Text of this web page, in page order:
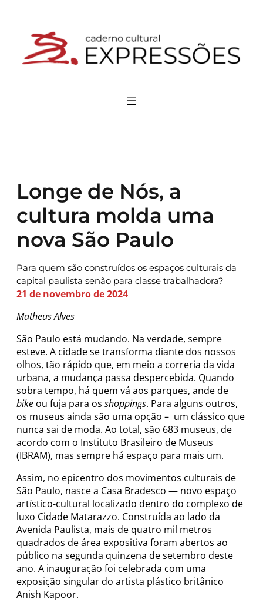
conteúdo
Longe de Nós, a
cultura molda uma
nova São Paulo
Para quem são construídos os espaços culturais da
capital paulista senão para classe trabalhadora?
21 de novembro de 2024
Matheus Alves
São Paulo está mudando. Na verdade, sempre
esteve. A cidade se transforma diante dos nossos
olhos, tão rápido que, em meio a correria da vida
urbana, a mudança passa despercebida. Quando
sobra tempo, há quem vá aos parques, ande de
bike ou fuja para os shoppings. Para alguns outros,
os museus ainda são uma opção – um clássico que
nunca sai de moda. Ao total, são 683 museus, de
acordo com o Instituto Brasileiro de Museus
(IBRAM), mas sempre há espaço para mais um.
Assim, no epicentro dos movimentos culturais de
São Paulo, nasce a Casa Bradesco — novo espaço
artístico-cultural localizado dentro do complexo de
luxo Cidade Matarazzo. Construída ao lado da
Avenida Paulista, mais de quatro mil metros
quadrados de área expositiva foram abertos ao
público na segunda quinzena de setembro deste
ano. A inauguração foi celebrada com uma
exposição singular do artista plástico britânico
Anish Kapoor.